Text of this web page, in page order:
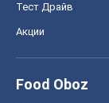
Тест Драйв
Акции
Food Oboz